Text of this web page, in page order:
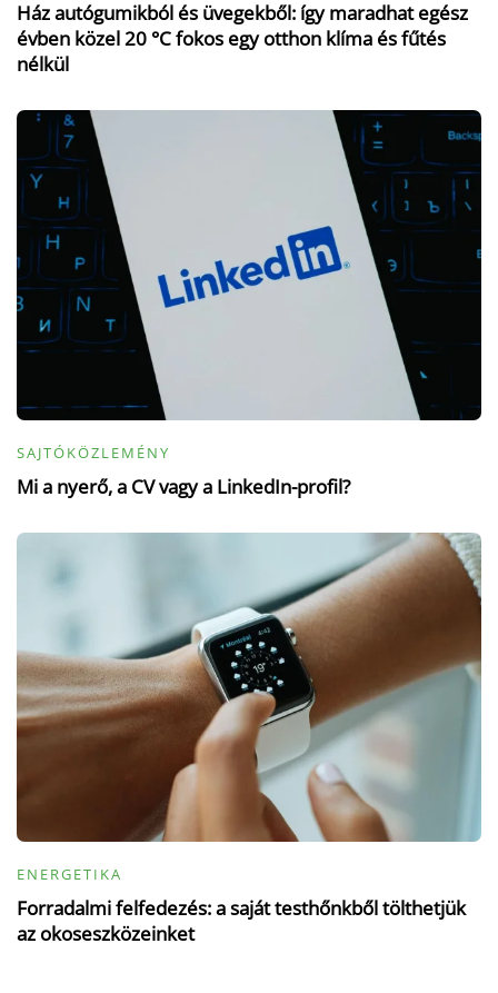
Ház autógumikból és üvegekből: így maradhat egész
évben közel 20 °C fokos egy otthon klíma és fűtés
nélkül
SAJTÓKÖZLEMÉNY
Mi a nyerő, a CV vagy a LinkedIn-profil?
ENERGETIKA
Forradalmi felfedezés: a saját testhőnkből tölthetjük
az okoseszközeinket